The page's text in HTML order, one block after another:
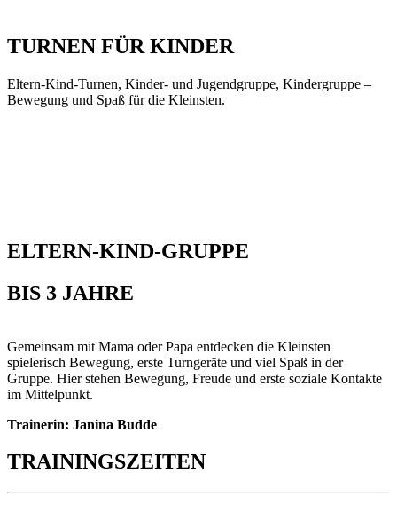
TURNEN FÜR KINDER
Eltern-Kind-Turnen, Kinder- und Jugendgruppe, Kindergruppe –
Bewegung und Spaß für die Kleinsten.
ELTERN-KIND-GRUPPE
BIS 3 JAHRE
Gemeinsam mit Mama oder Papa entdecken die Kleinsten
spielerisch Bewegung, erste Turngeräte und viel Spaß in der
Gruppe. Hier stehen Bewegung, Freude und erste soziale Kontakte
im Mittelpunkt.
Trainerin: Janina Budde
TRAININGSZEITEN